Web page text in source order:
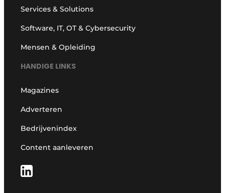
Services & Solutions
Software, IT, OT & Cybersecurity
Mensen & Opleiding
HANDIGE LINKS
Magazines
Adverteren
Bedrijvenindex
Content aanleveren